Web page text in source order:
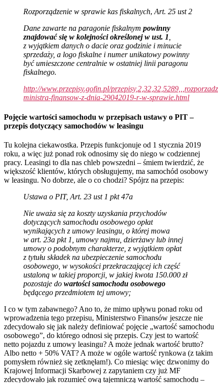
Rozporządzenie w sprawie kas fiskalnych, Art. 25 ust 2
Dane zawarte na paragonie fiskalnym powinny
znajdować się w kolejności określonej w ust. 1
z wyjątkiem danych o dacie oraz godzinie i minucie
sprzedaży, a logo fiskalne i numer unikatowy powinny
być umieszczone centralnie w ostatniej linii paragonu
fiskalnego.
http://www.przepisy.gofin.pl/
ministra-finansow-z-dnia-29042019-r-w-sprawie.html
Pojęcie wartości samochodu w przepisach ustawy o PIT –
przepis dotyczący samochodów w leasingu
Tu kolejna ciekawostka. Przepis funkcjonuje od 1 stycznia 2019
roku, a więc już ponad rok odnosimy się do niego w codziennej
pracy. Leasingi to dla nas chleb powszedni – śmiem twierdzić, że
większość klientów, których obsługujemy, ma samochód osobowy
w leasingu. No dobrze, ale o co chodzi? Spójrz na przepis:
Ustawa o PIT, Art. 23 ust 1 pkt 47a
Nie uważa się za koszty uzyskania przychodów
dotyczących samochodu osobowego opłat
wynikających z umowy leasingu, o której mowa
w art. 23a pkt 1, umowy najmu, dzierżawy lub innej
umowy o podobnym charakterze, z wyjątkiem opłat
z tytułu składek na ubezpieczenie samochodu
osobowego, w wysokości przekraczającej ich część
ustaloną w takiej proporcji, w jakiej kwota 150.000 zł
pozostaje do wartości samochodu osobowego
będącego przedmiotem tej umowy;
I co w tym zabawnego? Ano to, że mimo upływu ponad roku od
wprowadzenia tego przepisu, Ministerstwo Finansów jeszcze nie
zdecydowało się jak należy definiować pojęcie „wartość samochodu
osobowego”, do którego odnosi się przepis. Czy jest to wartość
netto pojazdu z umowy leasingu? A może jednak wartość brutto?
Albo netto + 50% VAT? A może w ogóle wartość rynkowa (z takim
pomysłem również się zetknęłam!). Co miesiąc więc dzwonimy do
Krajowej Informacji Skarbowej z zapytaniem czy już MF
zdecydowało jak rozumieć ową tajemniczą wartość samochodu –